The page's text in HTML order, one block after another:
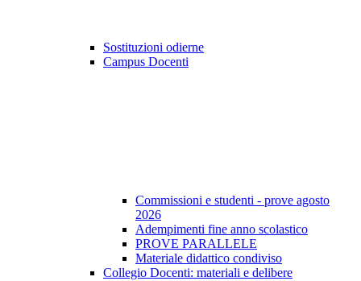
Sostituzioni odierne
Campus Docenti
Commissioni e studenti - prove agosto
2026
Adempimenti fine anno scolastico
PROVE PARALLELE
Materiale didattico condiviso
Collegio Docenti: materiali e delibere